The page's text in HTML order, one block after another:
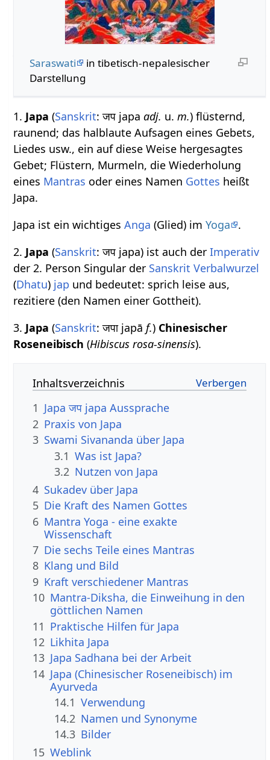
Saraswati
in tibetisch-nepalesischer
Darstellung
1. Japa (Sanskrit: जप japaadj. u.m.) flüsternd,
raunend; das halblaute Aufsagen eines Gebets,
Liedes usw., ein auf diese Weise hergesagtes
Gebet; Flüstern, Murmeln, die Wiederholung
eines Mantras oder eines Namen Gottes heißt
Japa.
Japa ist ein wichtigesAnga (Glied) imYoga
.
2. Japa (Sanskrit: जप japa) ist auch derImperativ
der 2. Person Singular der Sanskrit Verbalwurzel
(Dhatu) jap und bedeutet: sprich leise aus,
rezitiere (den Namen einer Gottheit).
3. Japa (Sanskrit: जपा japāf.) Chinesischer
Roseneibisch (Hibiscus rosa-sinensis).
Inhaltsverzeichnis
1 Japa जप japa Aussprache
2 Praxis von Japa
3 Swami Sivananda über Japa
3.1 Was ist Japa?
3.2 Nutzen von Japa
4 Sukadev über Japa
5 Die Kraft des Namen Gottes
6 Mantra Yoga - eine exakte
Wissenschaft
7 Die sechs Teile eines Mantras
8 Klang und Bild
9 Kraft verschiedener Mantras
10 Mantra-Diksha, die Einweihung in den
göttlichen Namen
11 Praktische Hilfen für Japa
12 Likhita Japa
13 Japa Sadhana bei der Arbeit
14 Japa (Chinesischer Roseneibisch) im
Ayurveda
14.1 Verwendung
14.2 Namen und Synonyme
14.3 Bilder
15 Weblink